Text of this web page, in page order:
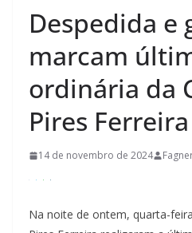
Despedida e
marcam
ordinária da
Pires Ferreira
14 de novembro de 2024
Na noite de ontem, quarta-